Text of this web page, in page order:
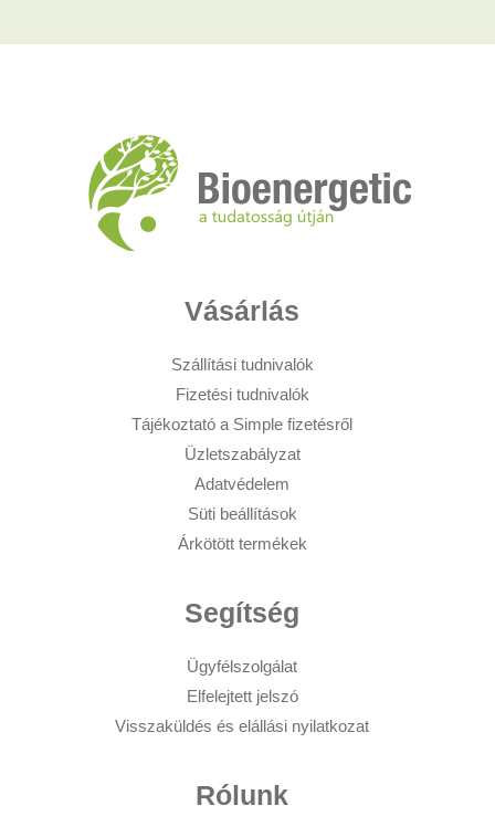
Vásárlás
Szállítási tudnivalók
Fizetési tudnivalók
Tájékoztató a Simple fizetésről
Üzletszabályzat
Adatvédelem
Süti beállítások
Árkötött termékek
Segítség
Ügyfélszolgálat
Elfelejtett jelszó
Visszaküldés és elállási nyilatkozat
Rólunk